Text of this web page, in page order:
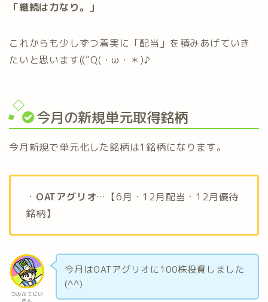
「継続は力なり。」
これからも少しずつ着実に「配当」を積みあげていき
たいと思います((“Q(・ω・＊)♪
今月の新規単元取得銘柄
今月新規で単元化した銘柄は1銘柄になります。
・ OATアグリオ…【6月・12月配当・12月優待
銘柄】
つみたてにい
さん
今月はOATアグリオに100株投資しました
(^^)